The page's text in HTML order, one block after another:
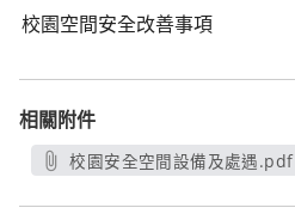
校園空間安全改善事項
相關附件
校園安全空間設備及處遇.pdf